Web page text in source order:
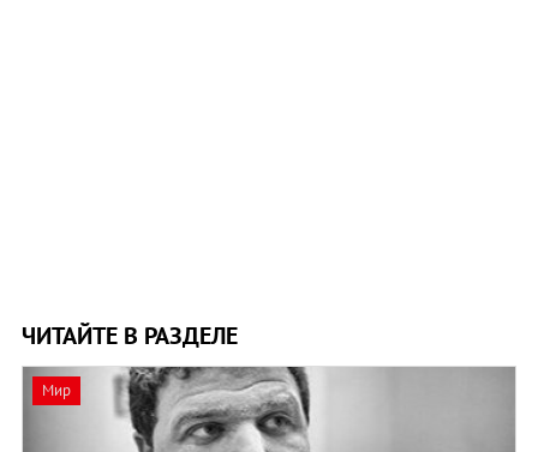
ЧИТАЙТЕ В РАЗДЕЛЕ
Мир